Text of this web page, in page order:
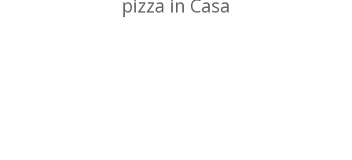
pizza in Casa